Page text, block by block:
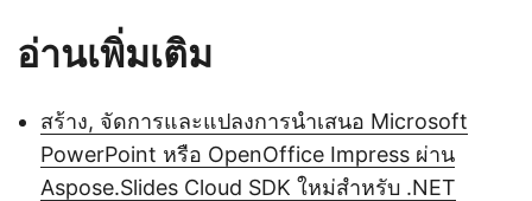
อ่านเพิ่มเติม
สร้าง, จัดการและแปลงการนำเสนอ Microsoft
PowerPoint หรือ OpenOffice Impress ผ่าน
Aspose.Slides Cloud SDK ใหม่สำหรับ .NET